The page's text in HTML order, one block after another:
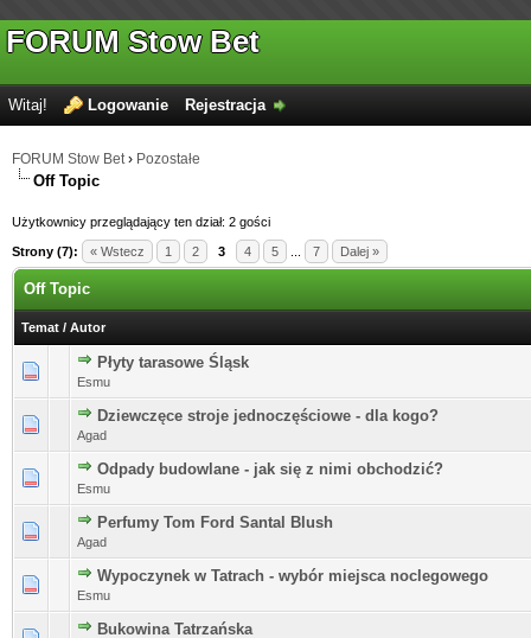
FORUM Stow Bet
Witaj! Logowanie Rejestracja
FORUM Stow Bet› Pozostałe
Off Topic
Użytkownicy przeglądający ten dział: 2 gości
Strony (7): « Wstecz 1 2 3 4 5 7 Dalej »
Off Topic
Temat / Autor
Płyty tarasowe Śląsk
Esmu
Dziewczęce stroje jednoczęściowe - dla kogo?
Agad
Odpady budowlane - jak się z nimi obchodzić?
Esmu
Perfumy Tom Ford Santal Blush
Agad
Wypoczynek w Tatrach - wybór miejsca noclegowego
Esmu
Bukowina Tatrzańska